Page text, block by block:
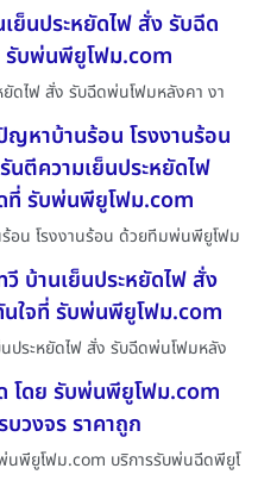
ย็นประหยัดไฟ สั่ง รับฉีด
รับพ่นพียูโฟม.com
ดไฟ สั่ง รับฉีดพ่นโฟมหลังคา งา
หาบ้านร้อน โรงงานร้อน
ตีความเย็นประหยัดไฟ
ที่ รับพ่นพียูโฟม.com
อน โรงงานร้อน ด้วยทีมพ่นพียูโฟม
บ้านเย็นประหยัดไฟ สั่ง
ใจที่ รับพ่นพียูโฟม.com
ประหยัดไฟ สั่ง รับฉีดพ่นโฟมหลัง
โดย รับพ่นพียูโฟม.com
วงจร ราคาถูก
นพียูโฟม.com บริการรับพ่นฉีดพียูโ